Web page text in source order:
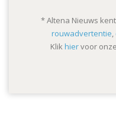
* Altena Nieuws
rouwadvertentie,
Klikhiervoor